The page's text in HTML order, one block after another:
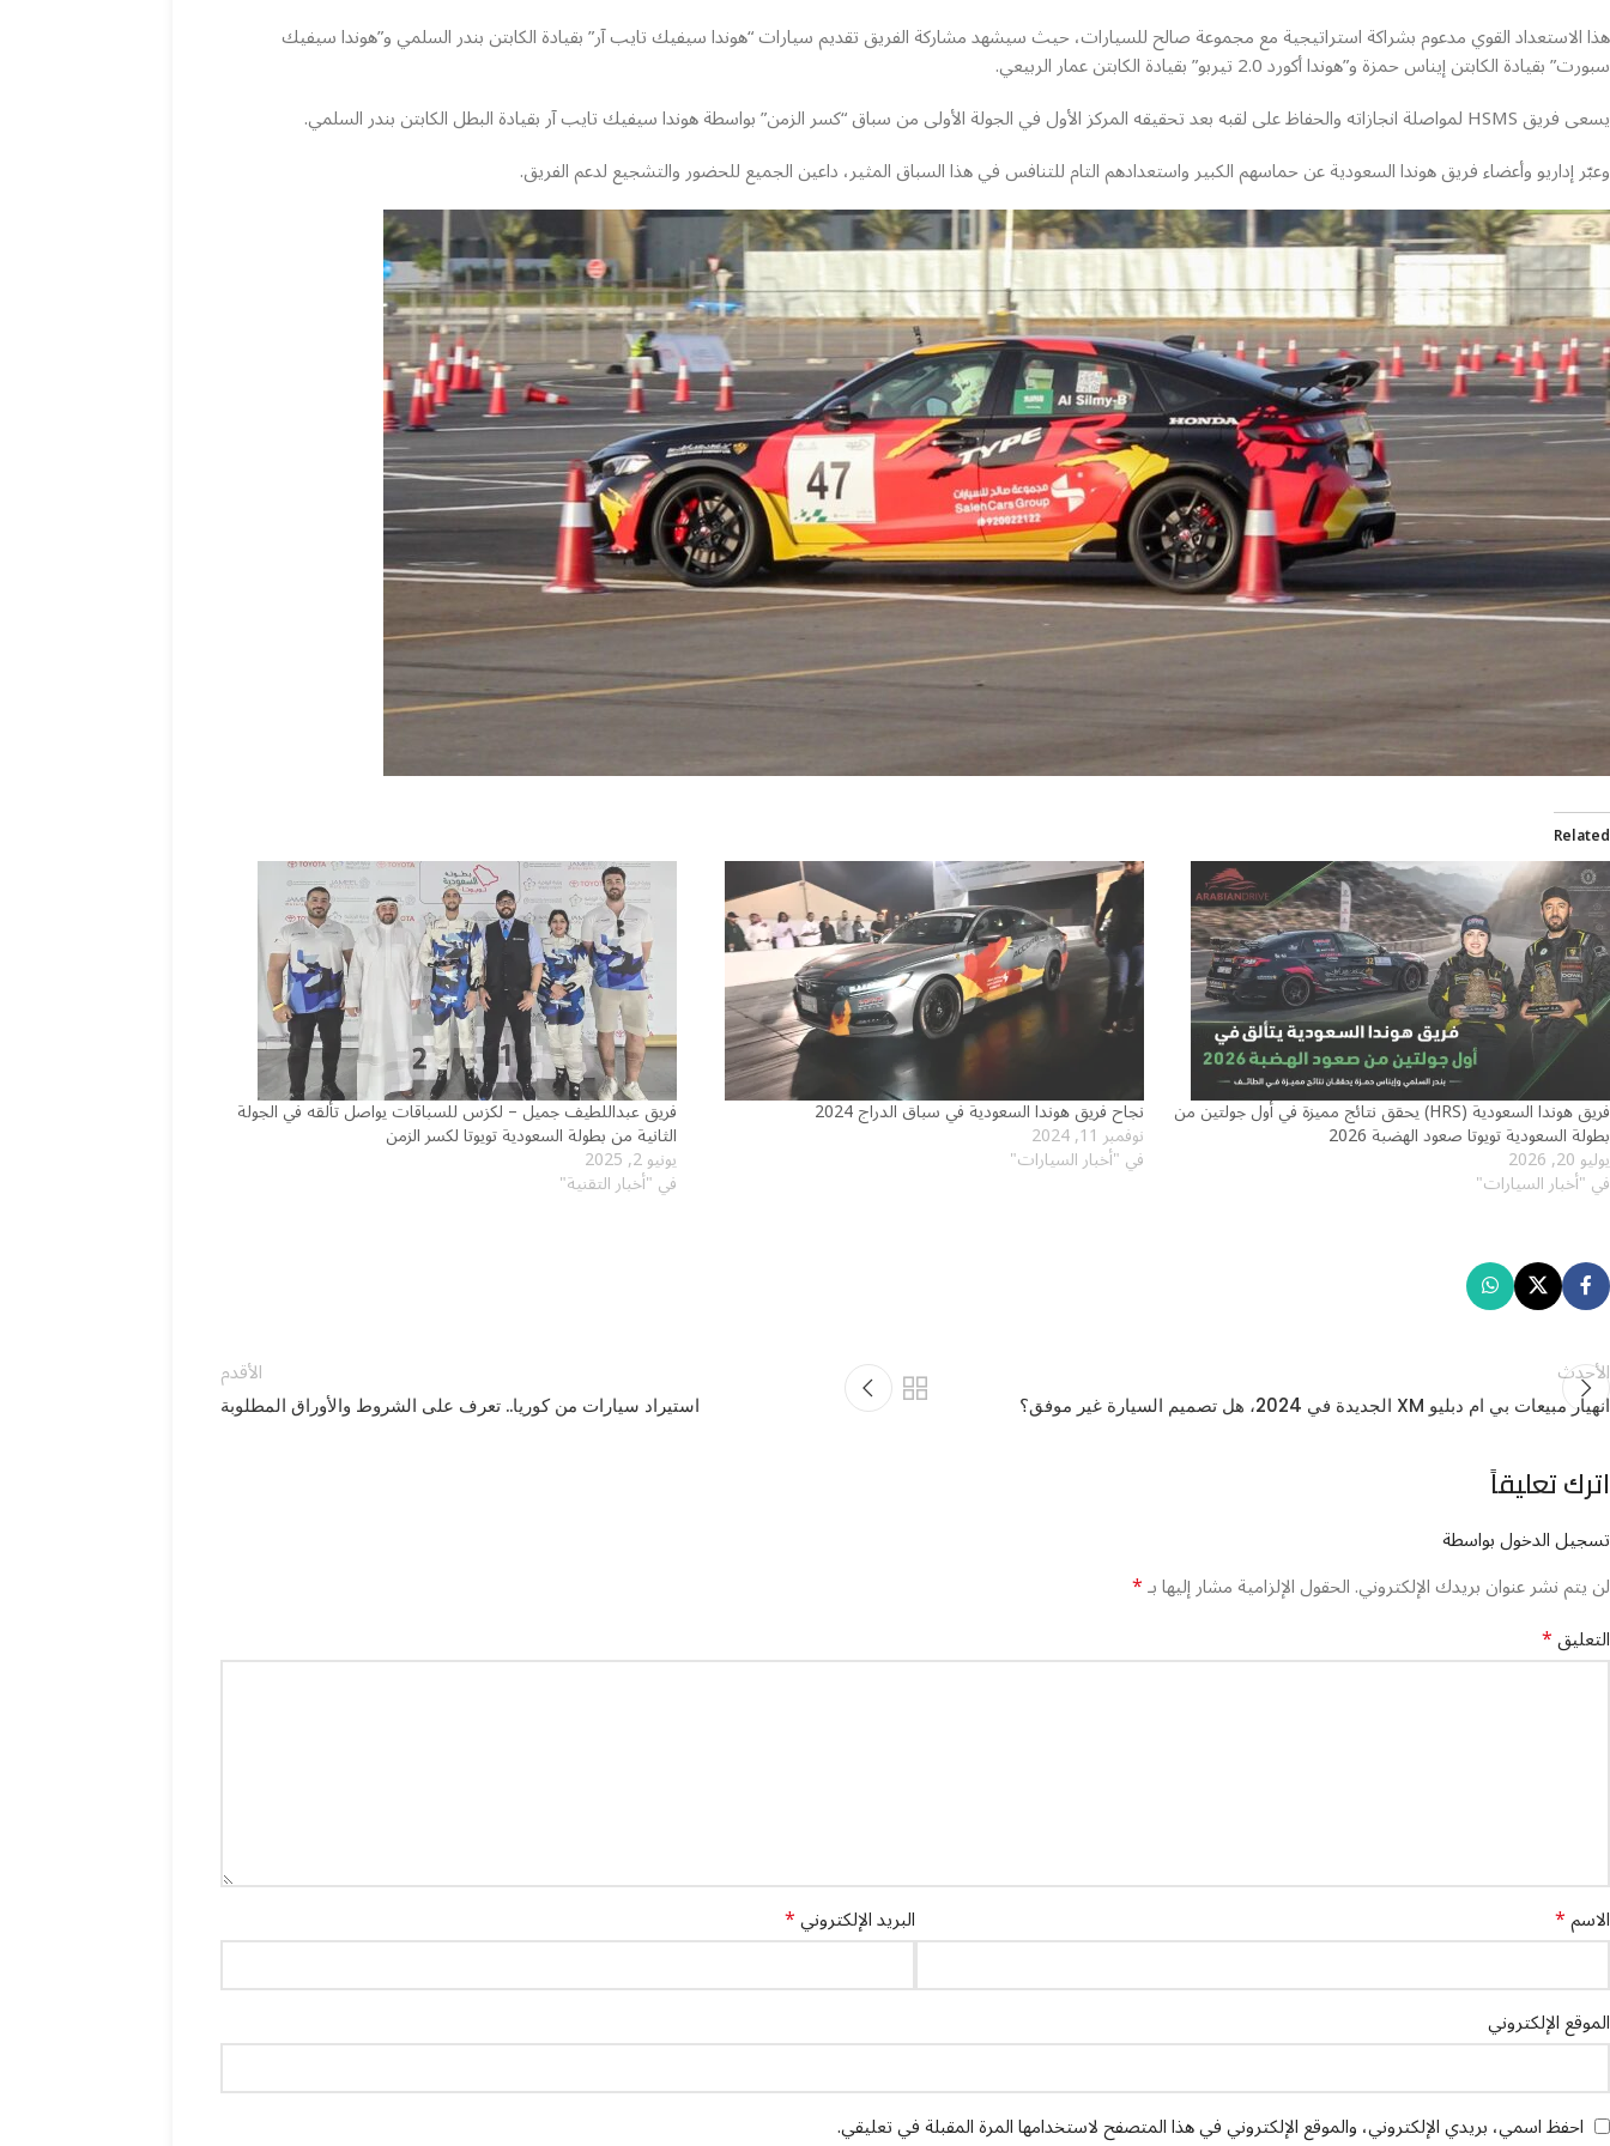
هونداي
سيارات
سيارات
سيتروين
نيسان
سيارات
اومودا
سيارات
شيري
سيارات
ماكسوس
سيارات
فاو
سيارات
انفينيتي
سيارات
هوندا
سيارات
هذا الاستعداد القوي مدعوم بشراكة استراتيجية مع مجموعة صالح للسيارات، حيث سيشهد مشاركة الفريق تقديم سيارات “هوندا سيفيك تايب آر” بقيادة الكابتن بندر السلمي و”هوندا سيفيك
سبورت” بقيادة الكابتن إيناس حمزة و”هوندا أكورد 2.0 تيربو” بقيادة الكابتن عمار الربيعي.
يسعى فريق HSMS لمواصلة انجازاته والحفاظ على لقبه بعد تحقيقه المركز الأول في الجولة الأولى من سباق “كسر الزمن” بواسطة هوندا سيفيك تايب آر بقيادة البطل الكابتن بندر السلمي.
وعبّر إداريو وأعضاء فريق هوندا السعودية عن حماسهم الكبير واستعدادهم التام للتنافس في هذا السباق المثير، داعين الجميع للحضور والتشجيع لدعم الفريق.
Related
فريق هوندا السعودية (HRS) يحقق نتائج مميزة في أول جولتين من
بطولة السعودية تويوتا صعود الهضبة 2026
يوليو 20, 2026
في "أخبار السيارات"
نجاح فريق هوندا السعودية في سباق الدراج 2024
نوفمبر 11, 2024
في "أخبار السيارات"
فريق عبداللطيف جميل – لكزس للسباقات يواصل تألقه في الجولة
الثانية من بطولة السعودية تويوتا لكسر الزمن
يونيو 2, 2025
في "أخبار التقنية"
الأحدث
انهيار مبيعات بي ام دبليو XM الجديدة في 2024، هل تصميم السيارة غير موفق؟
الأقدم
استيراد سيارات من كوريا.. تعرف على الشروط والأوراق المطلوبة
اترك تعليقاً
تسجيل الدخول بواسطة
لن يتم نشر عنوان بريدك الإلكتروني.الحقول الإلزامية مشار إليها بـ*
التعليق*
الاسم* البريد الإلكتروني*
الموقع الإلكتروني
احفظ اسمي، بريدي الإلكتروني، والموقع الإلكتروني في هذا المتصفح لاستخدامها المرة المقبلة في تعليقي.